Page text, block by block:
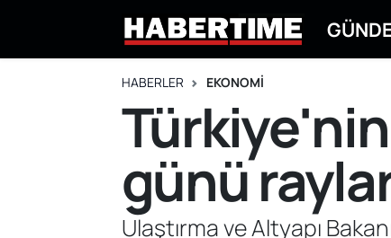
HABERLER EKONOMİ
günü
Ulaştırma ve Altyapı
Eskişehir Hava Durumu
Eskişehir Namaz Vakitleri
Eskişehir Trafik Yoğunluk Haritası